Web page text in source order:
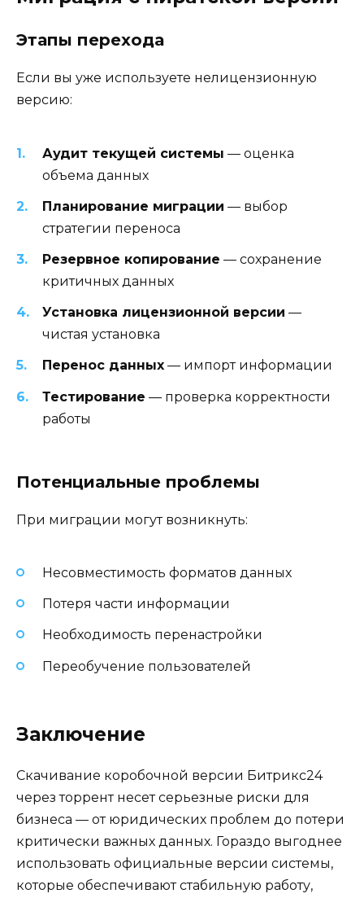
Этапы перехода
Если вы уже используете нелицензионную
версию:
Аудит текущей системы — оценка
объема данных
Планирование миграции — выбор
стратегии переноса
Резервное копирование — сохранение
критичных данных
Установка лицензионной версии —
чистая установка
Перенос данных — импорт информации
Тестирование — проверка корректности
работы
Потенциальные проблемы
При миграции могут возникнуть:
Несовместимость форматов данных
Потеря части информации
Необходимость перенастройки
Переобучение пользователей
Заключение
Скачивание коробочной версии Битрикс24
через торрент несет серьезные риски для
бизнеса — от юридических проблем до потери
критически важных данных. Гораздо выгоднее
использовать официальные версии системы,
которые обеспечивают стабильную работу,